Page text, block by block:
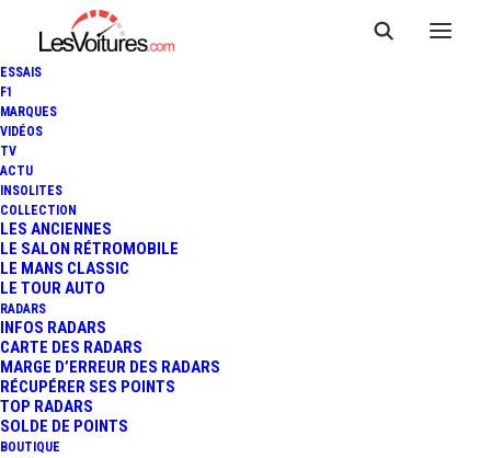
ESSAIS
F1
MARQUES
VIDÉOS
TV
ACTU
INSOLITES
COLLECTION
LES ANCIENNES
LE SALON RÉTROMOBILE
LE MANS CLASSIC
LE TOUR AUTO
RADARS
INFOS RADARS
CARTE DES RADARS
MARGE D’ERREUR DES RADARS
RÉCUPÉRER SES POINTS
TOP RADARS
SOLDE DE POINTS
BOUTIQUE